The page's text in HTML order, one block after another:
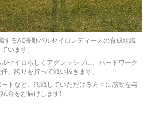
するAC長野パルセイロレディースの育成組織
います。
セイロらしくアグレッシブに、ハードワーク
、誇りを持って戦い抜きます。
トなど、観戦していただける方々に感動を与
合をお届けします!